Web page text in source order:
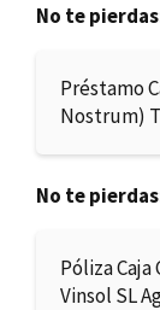
No te
Préstamo
Nostrum)
No te
Póliza
Vinsol SL